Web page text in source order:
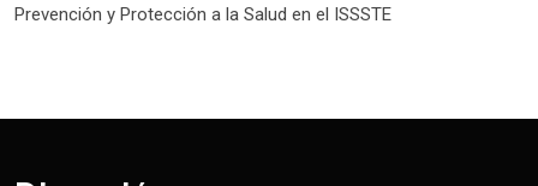
Prevención y Protección a la Salud en el ISSSTE